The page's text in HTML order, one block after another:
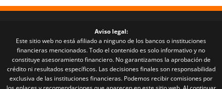
Aviso legal:
Este sitio web no está afiliado a ninguno de los bancos o instituciones
financieras mencionados. Todo el contenido es solo informativo y no
constituye asesoramiento financiero. No garantizamos la aprobación de
crédito ni resultados específicos. Las decisiones finales son responsabilidad
exclusiva de las instituciones financieras. Podemos recibir comisiones por